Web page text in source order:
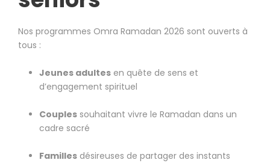
Nos programmes Omra Ramadan 2026 sont ouverts à
tous :
Jeunes adultes en quête de sens et
d’engagement spirituel
Couples souhaitant vivre le Ramadan dans un
cadre sacré
Familles désireuses de partager des instants